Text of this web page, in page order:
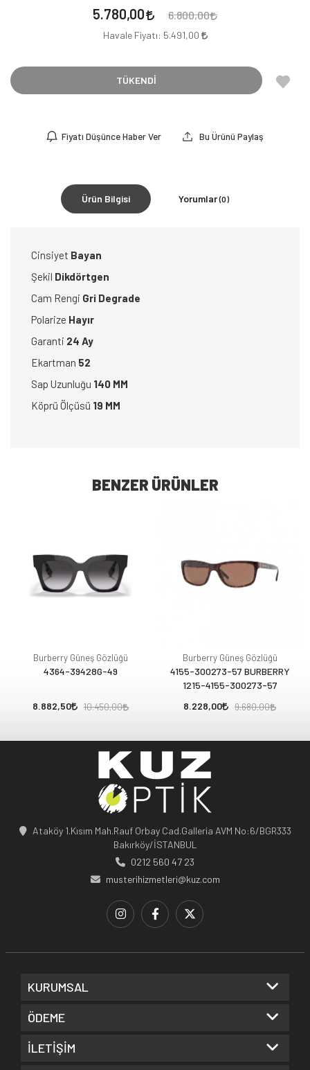
5.780,00 6.800,00
Havale Fiyatı: 5.491,00
TÜKENDİ
Fiyatı Düşünce Haber Ver Bu Ürünü Paylaş
Ürün Bilgisi Yorumlar(0)
Cinsiyet Bayan
Şekil Dikdörtgen
Cam Rengi Gri Degrade
Polarize Hayır
Garanti 24 Ay
Ekartman 52
Sap Uzunluğu 140 MM
Köprü Ölçüsü 19 MM
BENZER ÜRÜNLER
Burberry Güneş Gözlüğü
4364-39428G-49
8.882,50 10.450,00
Burberry Güneş Gözlüğü
4155-300273-57 BURBERRY
1215-4155-300273-57
8.228,00
9.680,00
Ataköy 1.Kısım Mah.Rauf Orbay Cad.Galleria AVM No:6/BGR333
Bakırköy/İSTANBUL
0212 560 47 23
musterihizmetleri@kuz.com
KURUMSAL
ÖDEME
İLETİŞİM